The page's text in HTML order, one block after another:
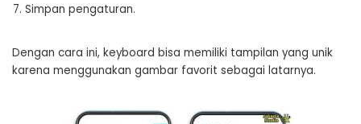
Simpan pengaturan.
Dengan cara ini, keyboard bisa memiliki tampilan yang unik
karena menggunakan gambar favorit sebagai latarnya.